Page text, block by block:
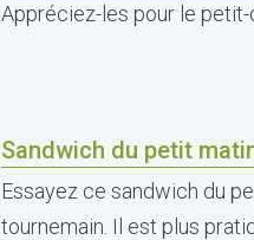
Appréciez-les pour le petit-
Sandwich du petit
Essayez ce sandwich du
tournemain. Il est plus